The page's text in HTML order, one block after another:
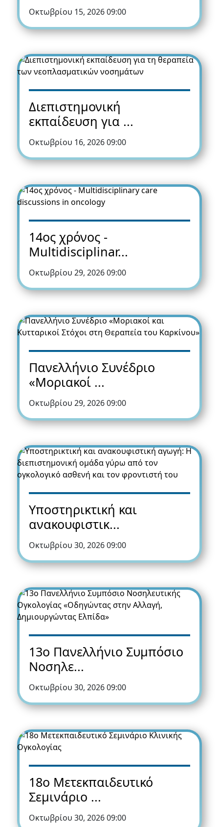
Οκτωβρίου 15, 2026 09:00
Διεπιστημονική
εκπαίδευση για ...
Οκτωβρίου 16, 2026 09:00
14ος χρόνος -
Multidisciplinar...
Οκτωβρίου 29, 2026 09:00
Πανελλήνιο Συνέδριο
«Μοριακοί ...
Οκτωβρίου 29, 2026 09:00
Υποστηρικτική και
ανακουφιστικ...
Οκτωβρίου 30, 2026 09:00
13ο Πανελλήνιο Συμπόσιο
Νοσηλε...
Οκτωβρίου 30, 2026 09:00
18ο Μετεκπαιδευτικό
Σεμινάριο ...
Οκτωβρίου 30, 2026 09:00